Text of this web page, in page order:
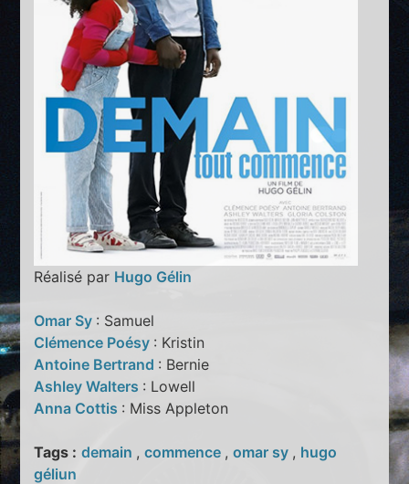
Réalisé par Hugo Gélin
Omar Sy : Samuel
Clémence Poésy : Kristin
Antoine Bertrand : Bernie
Ashley Walters : Lowell
Anna Cottis : Miss Appleton
Tags : demain ,commence ,omar sy , hugo
géliun